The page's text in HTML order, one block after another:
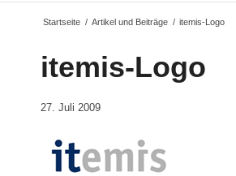
Startseite / Artikel und Beiträge / itemis-Logo
itemis-Logo
27. Juli 2009